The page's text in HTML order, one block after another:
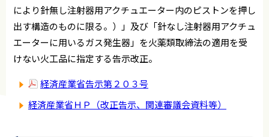
により針無し注射器用アクチュエーター内のピストンを押し
出す構造のものに限る。）」及び「針なし注射器用アクチュ
エーターに用いるガス発生器」を火薬類取締法の適用を受
けない火工品に指定する告示改正。
経済産業省告示第２０３号
経済産業省ＨＰ（改正告示、関連審議会資料等）